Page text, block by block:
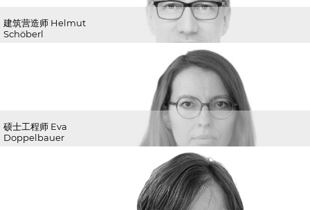
建筑营造师 Helmut
Schöberl
硕士工程师 Eva
Doppelbauer